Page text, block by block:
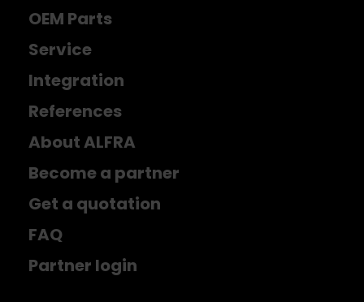
OEM Parts
Service
Integration
References
About ALFRA
Become a partner
Get a quotation
FAQ
Partner login